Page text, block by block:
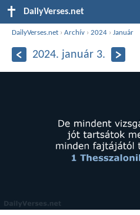
DailyVerses.net
DailyVerses.net ›Archív ›2024 ›Január
2024. január 3.